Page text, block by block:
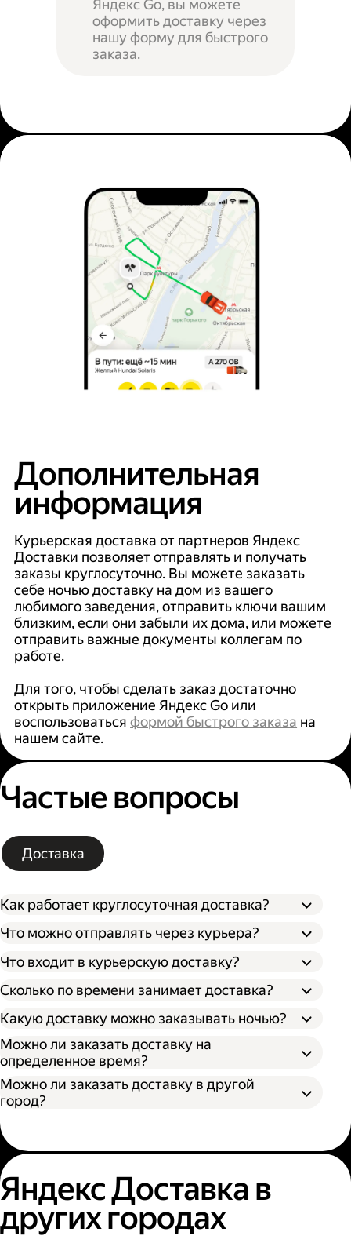
Яндекс Go, вы можете
оформить доставку через
нашу форму для быстрого
заказа.
Дополнительная
информация
Курьерская доставка от партнеров Яндекс
Доставки позволяет отправлять и получать
заказы круглосуточно. Вы можете заказать
себе ночью доставку на дом из вашего
любимого заведения, отправить ключи вашим
близким, если они забыли их дома, или можете
отправить важные документы коллегам по
работе.
Для того, чтобы сделать заказ достаточно
открыть приложение Яндекс Go или
воспользоватьсяформой быстрого заказа на
нашем сайте.
Частые вопросы
Доставка
Как работает круглосуточная доставка?
Что можно отправлять через курьера?
Что входит в курьерскую доставку?
Сколько по времени занимает доставка?
Какую доставку можно заказывать ночью?
Можно ли заказать доставку на
определенное время?
Можно ли заказать доставку в другой
город?
Яндекс Доставка в
других городах